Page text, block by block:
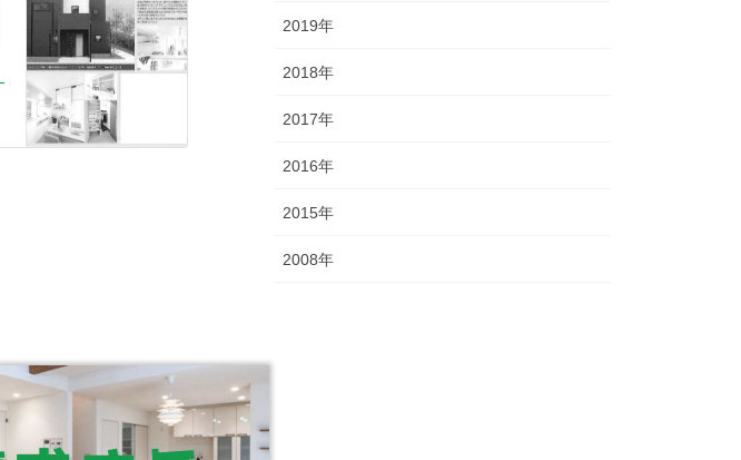
2019年
2018年
2017年
2016年
2015年
2008年